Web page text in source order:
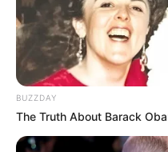
BUZZDAY
The Truth About Barack